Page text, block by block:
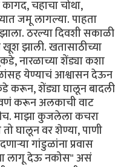
चहाचा चोथा,
जमू लागल्या. पाहता
ठरल्या दिवशी सकाळी
झाली. खतासाठीच्या
नारळाच्या शेंड्या कशा
येण्याचं आश्वासन देऊन
करून, शेंड्या घालून बादली
करून अलकाची वाट
माझा कुजलेला कचरा
घालून वर शेण्या, पाणी
गांडुळांना प्रवास
लागू देऊ नकोस" असं